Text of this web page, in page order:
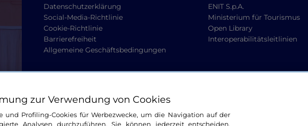
Datenschutzerklärung
Social-Media-Richtlinie
Cookie-Richtlinie
Barrierefreiheit
Allgemeine Geschäftsbedingungen
ENIT S.p.A.
Ministerium für Tourismus
Open Library
Interoperabilitätsleitlinien
zur Verwendung von Cookies
und Profiling-Cookies für Werbezwecke, um die Navigation auf der
Analysen durchzuführen. Sie können jederzeit entscheiden,